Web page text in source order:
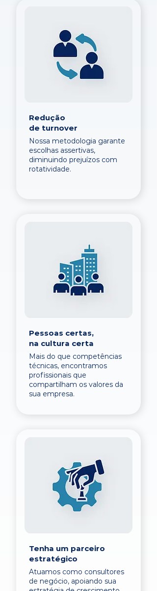
Redução
de turnover
Nossa metodologia garante
escolhas assertivas,
diminuindo prejuízos com
rotatividade.
Pessoas certas,
na cultura certa
Mais do que competências
técnicas, encontramos
profissionais que
compartilham os valores da
sua empresa.
Tenha um parceiro
estratégico
Atuamos como consultores
de negócio, apoiando sua